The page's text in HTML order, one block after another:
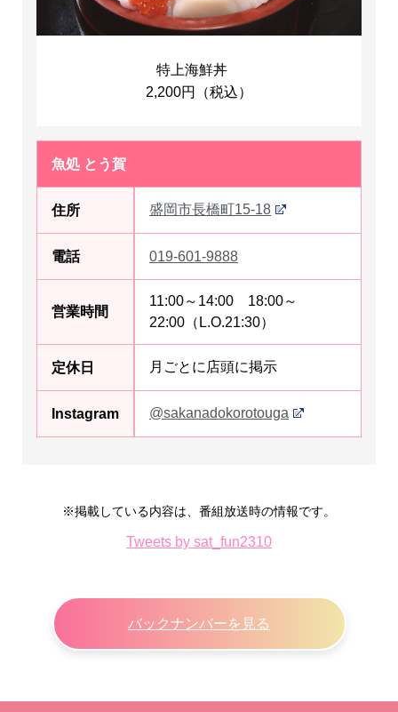
特上海鮮丼
2,200円（税込）
魚処 とう賀
住所 盛岡市長橋町15-18
電話 019-601-9888
営業時間
11:00～14:00 18:00～
22:00（L.O.21:30）
定休日 月ごとに店頭に掲示
Instagram @sakanadokorotouga
※掲載している内容は、番組放送時の情報です。
Tweets by sat_fun2310
バックナンバーを見る